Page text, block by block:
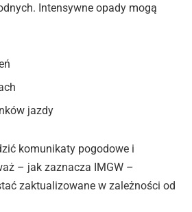
Intensywne opady mogą
jazdy
komunikaty pogodowe i
– jak zaznacza IMGW –
zaktualizowane w zależności od